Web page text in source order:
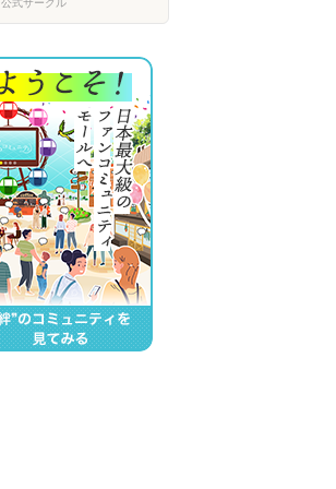
公式サークル